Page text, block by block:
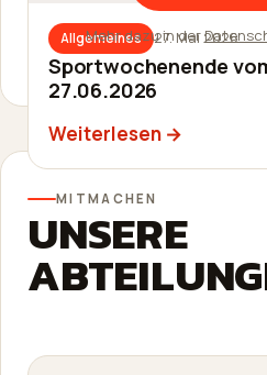
Allgemeines 27. Mai 2026
Sommerfest am
Allgemeines 27. Mai 2026
Sportwochenende
27.06.2026
Weiterlesen
Mehr dazu in der
MITMACHEN
UNSERE